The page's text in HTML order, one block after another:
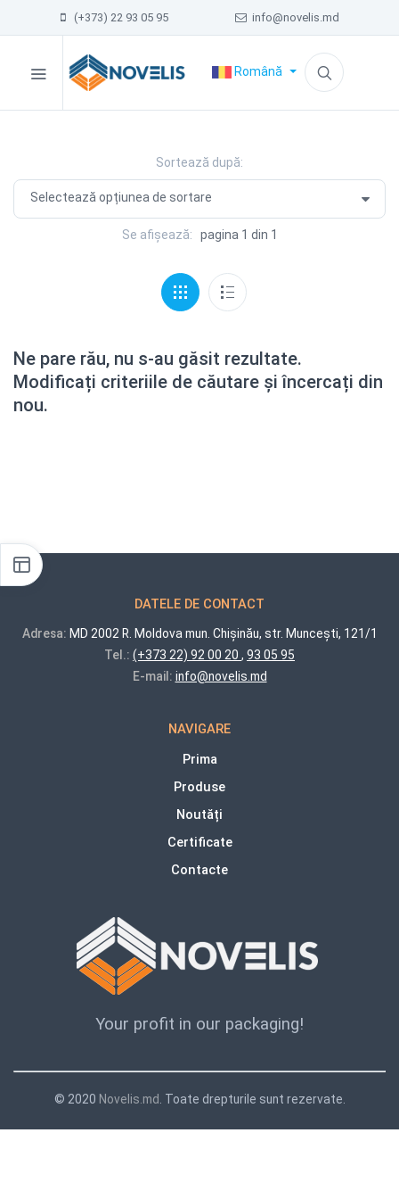
(+373) 22 93 05 95 info@novelis.md
Română
Sortează după:
Se afișează: pagina 1 din 1
Ne pare rău, nu s-au găsit rezultate.
Modificați criteriile de căutare și încercați din
nou.
DATELE DE CONTACT
Adresa: MD 2002 R. Moldova mun. Chișinău, str. Muncești, 121/1
Tel.: (+373 22) 92 00 20 , 93 05 95
E-mail: info@novelis.md
NAVIGARE
Prima
Produse
Noutăți
Certificate
Contacte
Your profit in our packaging!
© 2020 Novelis.md . Toate drepturile sunt rezervate.